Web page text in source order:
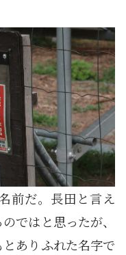
前だ。長田と言え
ではと思ったが、
ありふれた名字で